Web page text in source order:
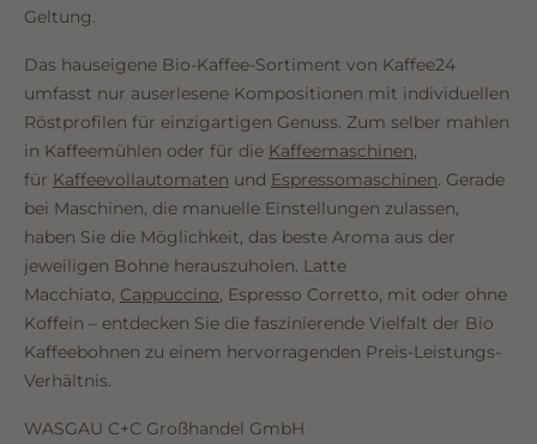
Geltung.
Das hauseigene Bio-Kaffee-Sortiment von Kaffee24
umfasst nur auserlesene Kompositionen mit individuellen
Röstprofilen für einzigartigen Genuss. Zum selber mahlen
in Kaffeemühlen oder für die Kaffeemaschinen,
für Kaffeevollautomaten und Espressomaschinen. Gerade
bei Maschinen, die manuelle Einstellungen zulassen,
haben Sie die Möglichkeit, das beste Aroma aus der
jeweiligen Bohne herauszuholen. Latte
Macchiato, Cappuccino, Espresso Corretto, mit oder ohne
Koffein – entdecken Sie die faszinierende Vielfalt der Bio
Kaffeebohnen zu einem hervorragenden Preis-Leistungs-
Verhältnis.
WASGAU C+C Großhandel GmbH